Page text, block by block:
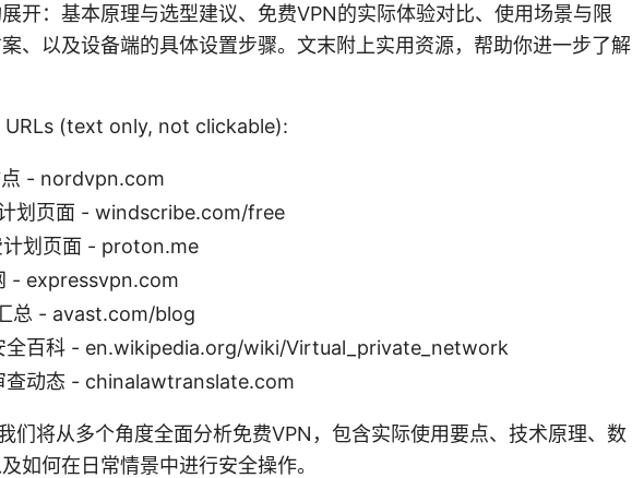
开：基本原理与选型建议、免费VPN的实际体验对比、使用场景与限
、以及设备端的具体设置步骤。文末附上实用资源，帮助你进一步了解
(text only, not clickable):
- nordvpn.com
划页面 - windscribe.com/free
划页面 - proton.me
- expressvpn.com
总 - avast.com/blog
全百科 - en.wikipedia.org/wiki/Virtual_private_network
查动态 - chinalawtranslate.com
们将从多个角度全面分析免费VPN，包含实际使用要点、技术原理、数
如何在日常情景中进行安全操作。